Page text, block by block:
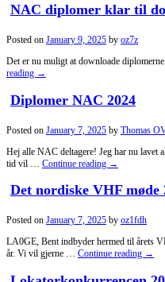
NAC diplomer klar til
Posted on January 9, 2025 by oz7z
Det er nu muligt at downloade
reading →
Diplomer NAC 2024
Posted on January 7, 2025 by Thomas
Hej alle NAC deltagere! Jeg har nu lavet
tid vil … Continue reading →
Det nordiske VHF møde
Posted on January 7, 2025 by oz1fdh
LA0GE, Bent indbyder hermed til årets
år. Vi vil gjerne … Continue reading →